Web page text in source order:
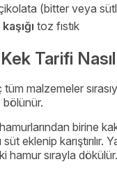
(bitter veya
toz fıstık
Tarifi Nasıl
malzemeler
bölünür.
birine
eklenip karıştırılır.
hamur sırayla dökülür.